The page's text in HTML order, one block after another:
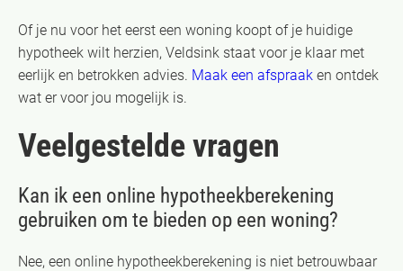
Of je nu voor het eerst een woning koopt of je huidige
hypotheek wilt herzien, Veldsink staat voor je klaar met
eerlijk en betrokken advies. Maak een afspraak en ontdek
wat er voor jou mogelijk is.
Veelgestelde vragen
Kan ik een online hypotheekberekening
gebruiken om te bieden op een woning?
Nee, een online hypotheekberekening is niet betrouwbaar